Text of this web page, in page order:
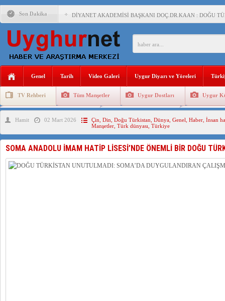
Son Dakika DİYANET AKADEMİSİ BAŞKANI DOÇ.DR.KAAN : DOĞU
150 YILDIR KAYNAYAN YARAMIZ : ÇİN İŞGALİNDEKİ
MHP’DEN URUMÇİ KATLİAMI MESAJİ : 05.07.2009
ÇİN’İN ANKARA BÜYÜKELÇİSİ JİANG’İN TRABZON
SAADET PARTİSİ İLÇE BAŞKANI : TEMMUZ AYI,DOĞU
İŞGALCİ ÇİN,DOĞU TÜRKİSTAN’DA EN AZ 143 BİN
Genel Tarih Video Galeri Uygur Diyarı ve Yöreleri
TV Rehberi Tüm Manşetler Uygur Dostları Uygur
Uygurlarda Düğün ve Cenaze Uygur
Hamit 02 Mart 2026 Çin Din Doğu Türkistan Dünya Genel Haber İnsan
Manşetler Türk dünyası Türkiye
SOMA ANADOLU İMAM HATİP LİSESİ’NDE ÖNEMLİ BİR DOĞU